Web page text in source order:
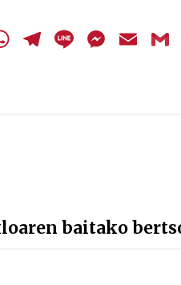
WhatsApp
Telegram
Line
baitako